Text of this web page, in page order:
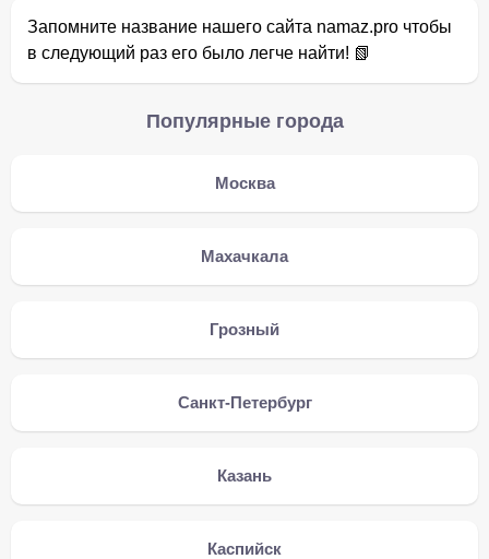
Запомните название нашего сайта namaz.pro чтобы
в следующий раз его было легче найти! 📗
Популярные города
Москва
Махачкала
Грозный
Санкт-Петербург
Казань
Каспийск